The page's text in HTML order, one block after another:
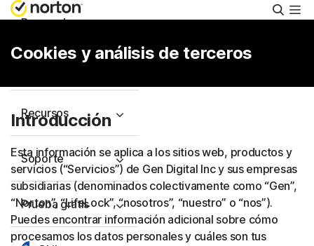
Personal
Recursos
Soporte
Prueba gratis
Cookies y análisis de terceros
Introducción
Esta información se aplica a los sitios web, productos y
servicios (“Servicios”) de Gen Digital Inc y sus empresas
subsidiarias (denominados colectivamente como “Gen”,
“Norton”, “LifeLock”, “nosotros”, “nuestro” o “nos”).
Puedes encontrar información adicional sobre cómo
procesamos los datos personales y cuáles son tus